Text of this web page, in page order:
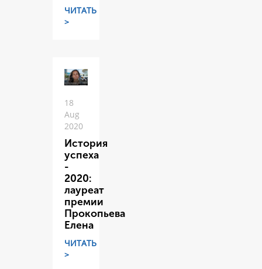
ЧИТАТЬ
>
18
Aug
2020
История
успеха
-
2020:
лауреат
премии
Прокопьева
Елена
ЧИТАТЬ
>